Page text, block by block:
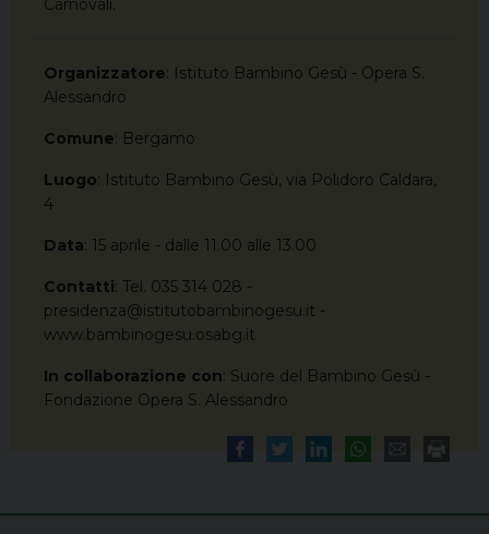
Carnovali.
Organizzatore: Istituto Bambino Gesù - Opera S.
Alessandro
Comune: Bergamo
Luogo: Istituto Bambino Gesù, via Polidoro Caldara,
4
Data: 15 aprile - dalle 11.00 alle 13.00
Contatti: Tel. 035 314 028 -
presidenza@istitutobambinogesu.it -
www.bambinogesu.osabg.it
In collaborazione con: Suore del Bambino Gesù -
Fondazione Opera S. Alessandro